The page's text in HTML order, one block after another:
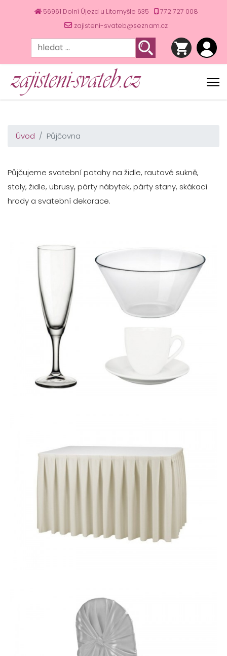
56961 Dolní Újezd u Litomyšle 635
772 727 008
zajisteni-svateb@seznam.cz
Úvod Půjčovna
Půjčujeme svatební potahy na židle, rautové sukně,
stoly, židle, ubrusy, párty nábytek, párty stany, skákací
hrady a svatební dekorace.